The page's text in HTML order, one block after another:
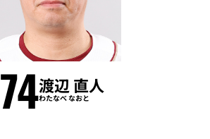
74渡辺 直人
わたなべ なおと